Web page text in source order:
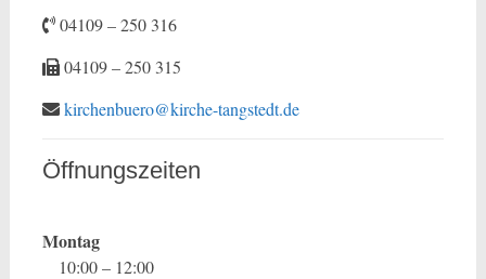
04109 – 250 316
04109 – 250 315
kirchenbuero@kirche-tangstedt.de
Öffnungszeiten
Montag
10:00 – 12:00